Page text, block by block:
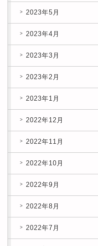
2023年5月
2023年4月
2023年3月
2023年2月
2023年1月
2022年12月
2022年11月
2022年10月
2022年9月
2022年8月
2022年7月